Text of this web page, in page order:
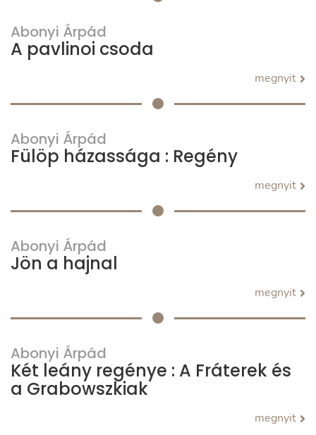
Abonyi Árpád
A pavlinoi csoda
megnyit
Abonyi Árpád
Fülöp házassága : Regény
megnyit
Abonyi Árpád
Jön a hajnal
megnyit
Abonyi Árpád
Két leány regénye : A Fráterek és
a Grabowszkiak
megnyit